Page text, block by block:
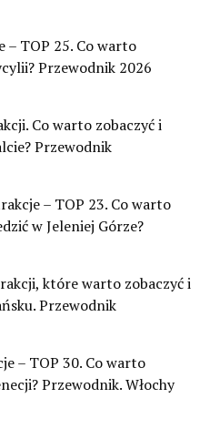
– TOP 25. Co warto
Przewodnik 2026
Co warto zobaczyć i
Przewodnik
– TOP 23. Co warto
w Jeleniej Górze?
które warto zobaczyć i
Przewodnik
– TOP 30. Co warto
Przewodnik. Włochy